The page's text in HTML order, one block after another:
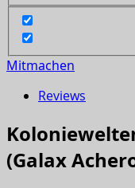
Mitmachen
Reviews
(Galax